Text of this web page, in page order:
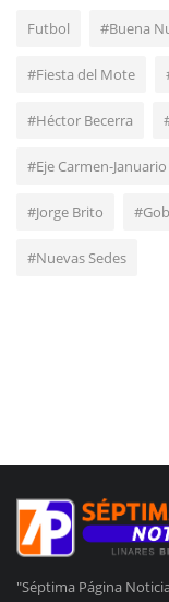
Futbol #Buena
#Fiesta del Mote
#Héctor Becerra
#Eje Carmen-
#Jorge Brito
#Nuevas Sedes
"Séptima Página